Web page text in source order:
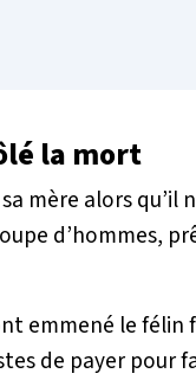
la mort
mère alors qu’il
d’hommes,
emmené le
de payer pour